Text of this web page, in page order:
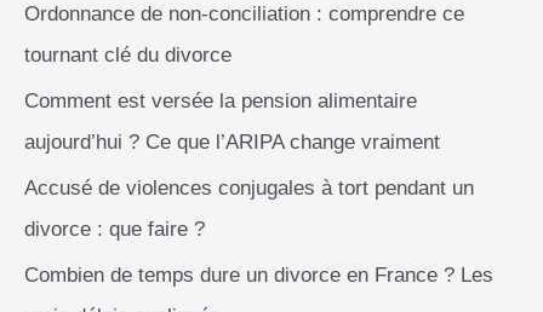
:Ordonnance de non-conciliation : comprendre ce
tournant clé du divorce
Comment est versée la pension alimentaire
aujourd’hui ? Ce que l’ARIPA change vraiment
Accusé de violences conjugales à tort pendant un
divorce : que faire ?
Combien de temps dure un divorce en France ? Les